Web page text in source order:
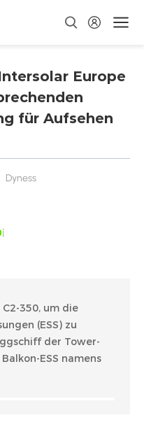
Europe
für Aufsehen
Dyness
350, um die
(ESS) zu
der Tower-
ESS namens